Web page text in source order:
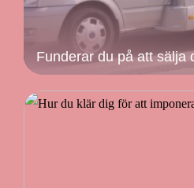
Funderar du på att sälja